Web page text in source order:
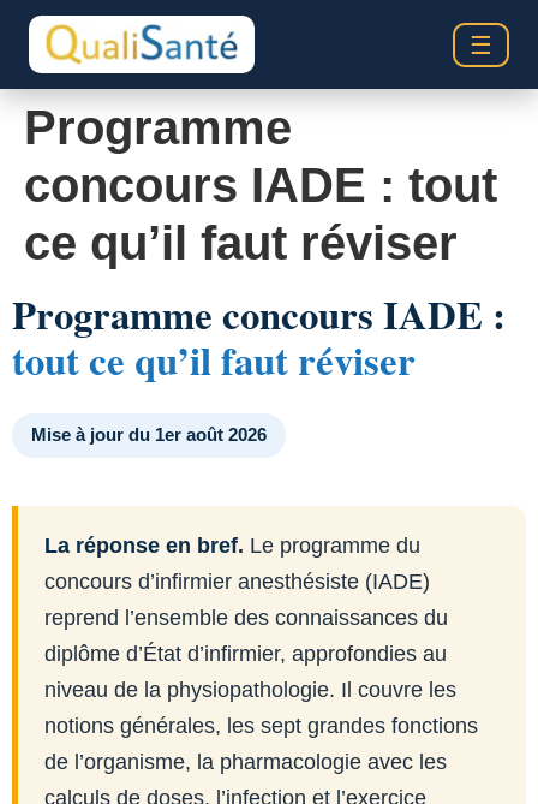
☰
Programme
concours IADE : tout
ce qu’il faut réviser
Programme concours IADE :
tout ce qu’il faut réviser
Mise à jour du 1er août 2026
La réponse en bref. Le programme du
concours d’infirmier anesthésiste (IADE)
reprend l’ensemble des connaissances du
diplôme d’État d’infirmier, approfondies au
niveau de la physiopathologie. Il couvre les
notions générales, les sept grandes fonctions
de l’organisme, la pharmacologie avec les
calculs de doses, l’infection et l’exercice